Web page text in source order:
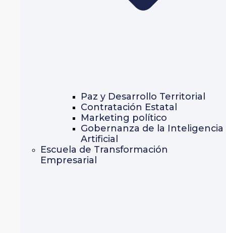
Paz y Desarrollo Territorial
Contratación Estatal
Marketing político
Gobernanza de la Inteligencia
Artificial
Escuela de Transformación
Empresarial